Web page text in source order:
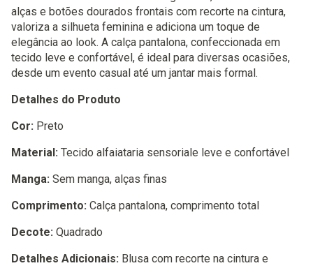
alças e botões dourados frontais com recorte na cintura,
valoriza a silhueta feminina e adiciona um toque de
elegância ao look. A calça pantalona, confeccionada em
tecido leve e confortável, é ideal para diversas ocasiões,
desde um evento casual até um jantar mais formal.
Detalhes do Produto
Cor: Preto
Material: Tecido alfaiataria sensoriale leve e confortável
Manga: Sem manga, alças finas
Comprimento: Calça pantalona, comprimento total
Decote: Quadrado
Detalhes Adicionais: Blusa com recorte na cintura e